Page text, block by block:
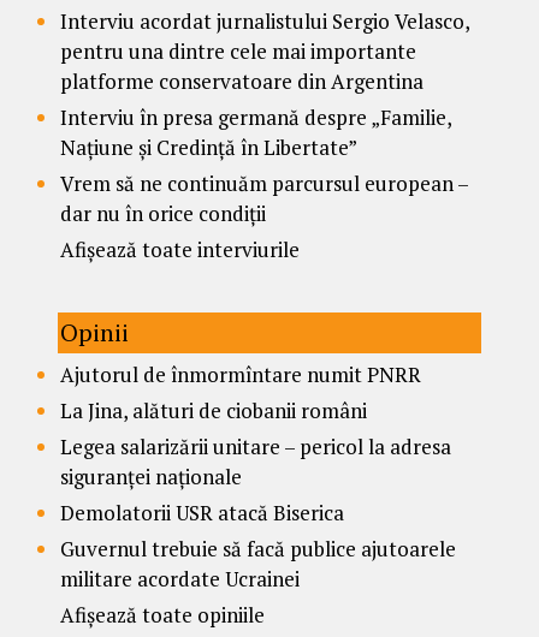
Interviu acordat jurnalistului Sergio Velasco,
pentru una dintre cele mai importante
platforme conservatoare din Argentina
Interviu în presa germană despre „Familie,
Națiune și Credință în Libertate”
Vrem să ne continuăm parcursul european –
dar nu în orice condiții
Afișează toate interviurile
Opinii
Ajutorul de înmormîntare numit PNRR
La Jina, alături de ciobanii români
Legea salarizării unitare – pericol la adresa
siguranței naționale
Demolatorii USR atacă Biserica
Guvernul trebuie să facă publice ajutoarele
militare acordate Ucrainei
Afișează toate opiniile